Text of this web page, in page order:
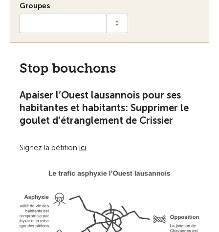
Groupes
Stop bouchons
Apaiser l’Ouest lausannois pour ses
habitantes et habitants: Supprimer le
goulet d’étranglement de Crissier
Signez la pétition ici